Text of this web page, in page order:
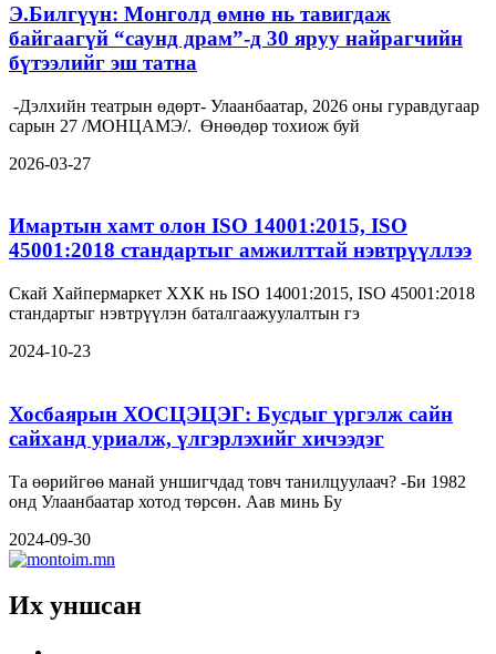
Э.Билгүүн: Монголд өмнө нь тавигдаж
байгаагүй “саунд драм”-д 30 яруу найрагчийн
бүтээлийг эш татна
-Дэлхийн театрын өдөрт- Улаанбаатар, 2026 оны гуравдугаар
сарын 27 /МОНЦАМЭ/. Өнөөдөр тохиож буй
2026-03-27
Имартын хамт олон ISO 14001:2015, ISO
45001:2018 стандартыг амжилттай нэвтрүүллээ
Скай Хайпермаркет ХХК нь ISO 14001:2015, ISO 45001:2018
стандартыг нэвтрүүлэн баталгаажуулалтын гэ
2024-10-23
Хосбаярын ХОСЦЭЦЭГ: Бусдыг үргэлж сайн
сайханд уриалж, үлгэрлэхийг хичээдэг
Та өөрийгөө манай уншигчдад товч танилцуулаач? -Би 1982
онд Улаанбаатар хотод төрсөн. Аав минь Бу
2024-09-30
Их уншсан